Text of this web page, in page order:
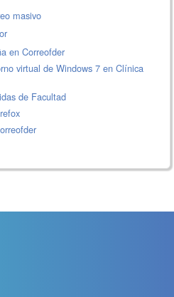
masivo
en Correofder
virtual de Windows 7 en Clínica
de Facultad